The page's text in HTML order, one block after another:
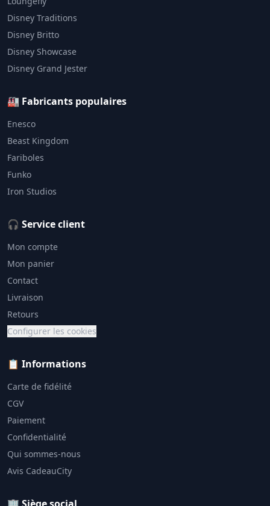
Disney Traditions
Disney Britto
Disney Showcase
Disney Grand Jester
🏭 Fabricants populaires
Enesco
Beast Kingdom
Fariboles
Funko
Iron Studios
🎧 Service client
Mon compte
Mon panier
Contact
Livraison
Retours
Configurer les cookies
📋 Informations
Carte de fidélité
CGV
Paiement
Confidentialité
Qui sommes-nous
Avis CadeauCity